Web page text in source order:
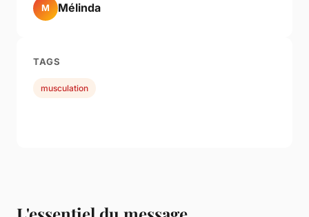
M Mélinda
TAGS
musculation